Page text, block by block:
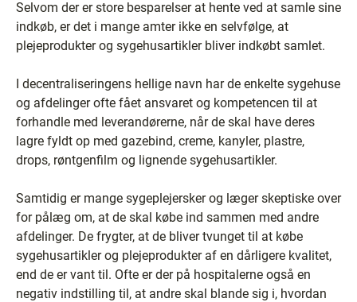
Selvom der er store besparelser at hente ved at samle sine
indkøb, er det i mange amter ikke en selvfølge, at
plejeprodukter og sygehusartikler bliver indkøbt samlet.
I decentraliseringens hellige navn har de enkelte sygehuse
og afdelinger ofte fået ansvaret og kompetencen til at
forhandle med leverandørerne, når de skal have deres
lagre fyldt op med gazebind, creme, kanyler, plastre,
drops, røntgenfilm og lignende sygehusartikler.
Samtidig er mange sygeplejersker og læger skeptiske over
for pålæg om, at de skal købe ind sammen med andre
afdelinger. De frygter, at de bliver tvunget til at købe
sygehusartikler og plejeprodukter af en dårligere kvalitet,
end de er vant til. Ofte er der på hospitalerne også en
negativ indstilling til, at andre skal blande sig i, hvordan